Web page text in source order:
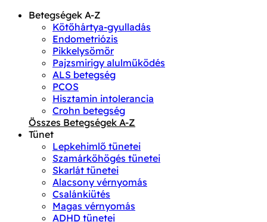
Betegségek A-Z
Kötőhártya-gyulladás
Endometriózis
Pikkelysömör
Pajzsmirigy alulműködés
ALS betegség
PCOS
Hisztamin intolerancia
Crohn betegség
Összes Betegségek A-Z
Tünet
Lepkehimlő tünetei
Szamárköhögés tünetei
Skarlát tünetei
Alacsony vérnyomás
Csalánkiütés
Magas vérnyomás
ADHD tünetei